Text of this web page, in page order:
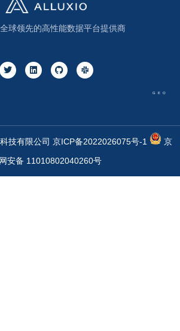
球领先的高性能数据平台提供商
GEO
技有限公司 京ICP备2022026075号-1
京
安备 11010802040260号